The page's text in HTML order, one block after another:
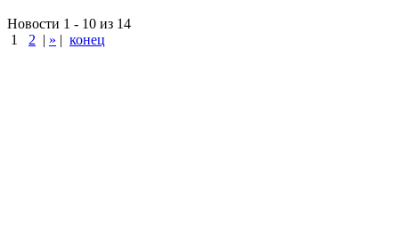
Новости 1 - 10 из 14
1
2 | » | конец